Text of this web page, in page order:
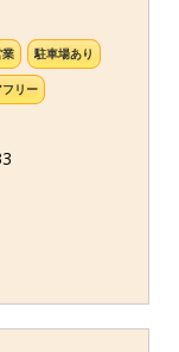
業 駐車場あり
リー